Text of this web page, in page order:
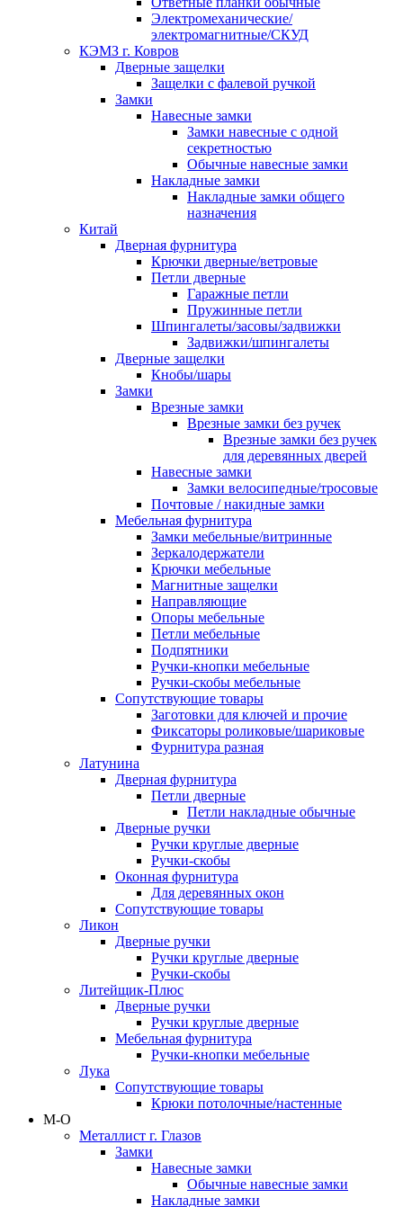
Электромеханические/
электромагнитные/СКУД
КЭМЗ г. Ковров
Дверные защелки
Защелки с фалевой ручкой
Замки
Навесные замки
Замки навесные с одной
секретностью
Обычные навесные замки
Накладные замки
Накладные замки общего
назначения
Китай
Дверная фурнитура
Крючки дверные/ветровые
Петли дверные
Гаражные петли
Пружинные петли
Шпингалеты/засовы/задвижки
Задвижки/шпингалеты
Дверные защелки
Кнобы/шары
Замки
Врезные замки
Врезные замки без ручек
Врезные замки без ручек
для деревянных дверей
Навесные замки
Замки велосипедные/тросовые
Почтовые / накидные замки
Мебельная фурнитура
Замки мебельные/витринные
Зеркалодержатели
Крючки мебельные
Магнитные защелки
Направляющие
Опоры мебельные
Петли мебельные
Подпятники
Ручки-кнопки мебельные
Ручки-скобы мебельные
Сопутствующие товары
Заготовки для ключей и прочие
Фиксаторы роликовые/шариковые
Фурнитура разная
Латунина
Дверная фурнитура
Петли дверные
Петли накладные обычные
Дверные ручки
Ручки круглые дверные
Ручки-скобы
Оконная фурнитура
Для деревянных окон
Сопутствующие товары
Ликон
Дверные ручки
Ручки круглые дверные
Ручки-скобы
Литейщик-Плюс
Дверные ручки
Ручки круглые дверные
Мебельная фурнитура
Ручки-кнопки мебельные
Лука
Сопутствующие товары
Крюки потолочные/настенные
М-О
Металлист г. Глазов
Замки
Навесные замки
Обычные навесные замки
Накладные замки